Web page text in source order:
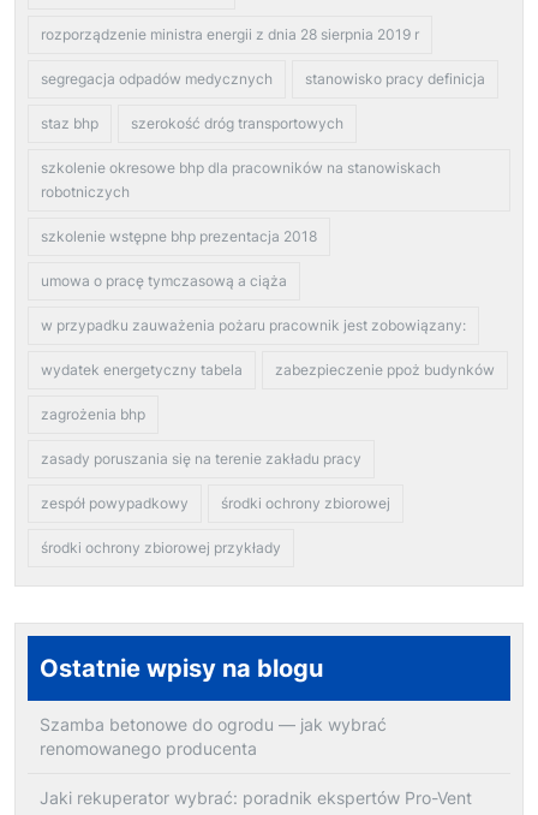
rozporządzenie ministra energii z dnia 28 sierpnia 2019 r
segregacja odpadów medycznych stanowisko pracy definicja
staz bhp szerokość dróg transportowych
szkolenie okresowe bhp dla pracowników na stanowiskach
robotniczych
szkolenie wstępne bhp prezentacja 2018
umowa o pracę tymczasową a ciąża
w przypadku zauważenia pożaru pracownik jest zobowiązany:
wydatek energetyczny tabela zabezpieczenie ppoż budynków
zagrożenia bhp
zasady poruszania się na terenie zakładu pracy
zespół powypadkowy środki ochrony zbiorowej
środki ochrony zbiorowej przykłady
Ostatnie wpisy na blogu
Szamba betonowe do ogrodu — jak wybrać
renomowanego producenta
Jaki rekuperator wybrać: poradnik ekspertów Pro-Vent